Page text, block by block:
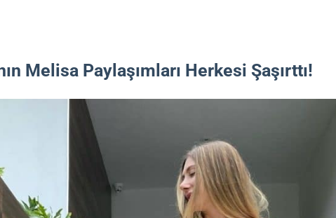
Melisa Paylaşımları Herkesi Şaşırttı!